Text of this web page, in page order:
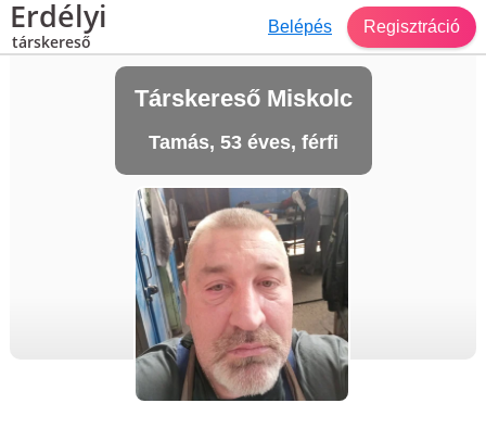
Erdélyi
társkereső
Belépés Regisztráció
Társkereső Miskolc
Tamás, 53 éves, férfi